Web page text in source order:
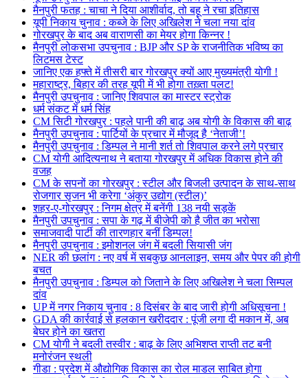
मैनपुरी फतह : चाचा ने दिया आशीर्वाद, तो बहू ने रचा इतिहास
यूपी निकाय चुनाव : कब्जे के लिए अखिलेश ने चला नया दांव
गोरखपुर के बाद अब वाराणसी का मेयर होगा किन्नर !
मैनपुरी लोकसभा उपचुनाव : BJP और SP के राजनीतिक भविष्य का
लिटमस टेस्ट
जानिए एक हफ्ते में तीसरी बार गोरखपुर क्यों आए मुख्यमंत्री योगी !
महाराष्ट्र, बिहार की तरह यूपी में भी होगा तख़्ता पलट!
मैनपुरी उपचुनाव : जानिए शिवपाल का मास्टर स्ट्रोक
धर्म संकट में धर्म सिंह
CM सिटी गोरखपुर : पहले पानी की बाढ़ अब योगी के विकास की बाढ़
मैनपुरी उपचुनाव : पार्टियों के प्रचार में मौजूद है ‘नेताजी’!
मैनपुरी उपचुनाव : डिम्पल ने मानी शर्त तो शिवपाल करने लगे प्रचार
CM योगी आदित्यनाथ ने बताया गोरखपुर में अधिक विकास होने की
वजह
CM के सपनों का गोरखपुर : स्टील और बिजली उत्पादन के साथ-साथ
रोजगार सृजन भी करेगा ‘अंकुर उद्योग (स्टील)’
शहर-ए-गोरखपुर : निगम क्षेत्र में बनेंगी 138 नयी सड़कें
मैनपुरी उपचुनाव : सपा के गढ़ में बीजेपी को है जीत का भरोसा
समाजवादी पार्टी की तारणहार बनीं डिम्पल!
मैनपुरी उपचुनाव : इमोशनल जंग में बदली सियासी जंग
NER की छलांग : नए वर्ष में सबकुछ आनलाइन, समय और पेपर की होगी
बचत
मैनपुरी उपचुनाव : डिम्पल को जिताने के लिए अखिलेश ने चला सिम्पल
दांव
UP में नगर निकाय चुनाव : 8 दिसंबर के बाद जारी होगी अधिसूचना !
GDA की कार्रवाई से हलकान खरीददार : पूंजी लगा दी मकान में, अब
बेघर होने का खतरा
CM योगी ने बदली तस्वीर : बाढ़ के लिए अभिशप्त राप्ती तट बनी
मनोरंजन स्थली
गीडा : प्रदेश में औद्योगिक विकास का रोल माडल साबित होगा